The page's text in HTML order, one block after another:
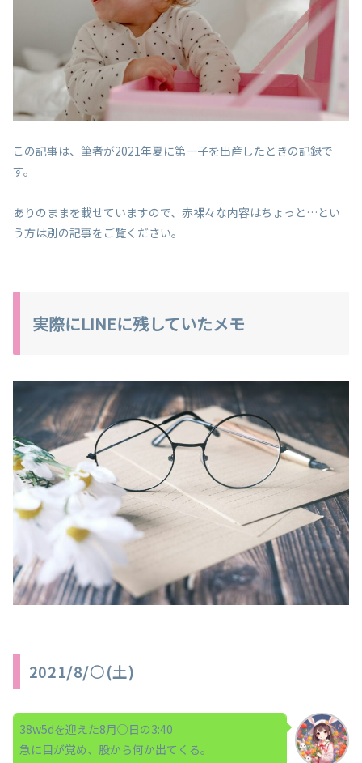
この記事は、筆者が2021年夏に第一子を出産したときの記録で
す。
ありのままを載せていますので、赤裸々な内容はちょっと…とい
う方は別の記事をご覧ください。
実際にLINEに残していたメモ
2021/8/○(土)
38w5dを迎えた8月○日の3:40
急に目が覚め、股から何か出てくる。